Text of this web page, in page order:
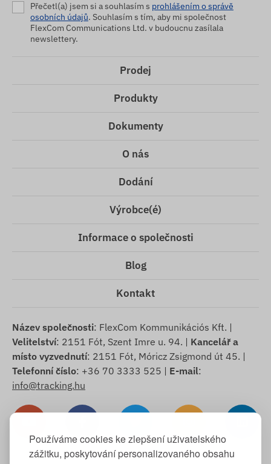
Používáme cookies ke zlepšení uživatelského
zážitku, poskytování personalizovaného obsahu
Přečetl(a) jsem si a souhlasím s prohlášením o správě
osobních údajů. Souhlasím s tím, aby mi společnost
FlexCom Communications Ltd. v budoucnu zasílala
newslettery.
Prodej
Produkty
Dokumenty
O nás
Dodání
Výrobce(é)
Informace o společnosti
Blog
Kontakt
Název společnosti: FlexCom Kommunikációs Kft. |
Velitelství: 2151 Fót, Szent Imre u. 94. | Kancelář a
místo vyzvednutí: 2151 Fót, Móricz Zsigmond út 45. |
Telefonní číslo: +36 70 3333 525 | E-mail:
info@tracking.hu